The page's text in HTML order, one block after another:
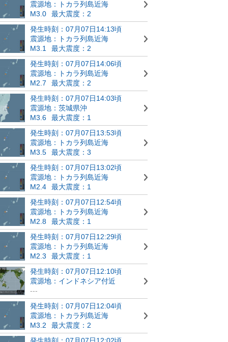
震源地：トカラ列島近海
M3.0
最大震度：2
発生時刻：07月07日14:13頃
震源地：トカラ列島近海
M3.1
最大震度：2
発生時刻：07月07日14:06頃
震源地：トカラ列島近海
M2.7
最大震度：2
発生時刻：07月07日14:03頃
震源地：茨城県沖
M3.6
最大震度：1
発生時刻：07月07日13:53頃
震源地：トカラ列島近海
M3.5
最大震度：3
発生時刻：07月07日13:02頃
震源地：トカラ列島近海
M2.4
最大震度：1
発生時刻：07月07日12:54頃
震源地：トカラ列島近海
M2.8
最大震度：1
発生時刻：07月07日12:29頃
震源地：トカラ列島近海
M2.3
最大震度：1
発生時刻：07月07日12:10頃
震源地：インドネシア付近
---
発生時刻：07月07日12:04頃
震源地：トカラ列島近海
M3.2
最大震度：2
発生時刻：07月07日12:02頃